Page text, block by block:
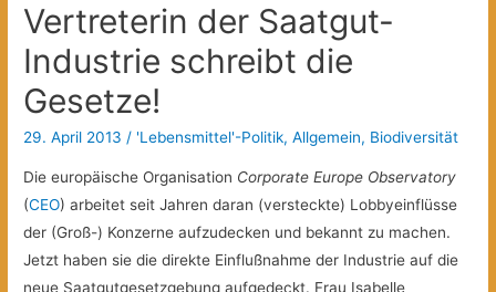
Vertreterin der Saatgut-
Industrie schreibt die
Gesetze!
29. April 2013 / 'Lebensmittel'-Politik,Allgemein, Biodiversität
Die europäische Organisation Corporate Europe Observatory
(CEO) arbeitet seit Jahren daran (versteckte) Lobbyeinflüsse
der (Groß-) Konzerne aufzudecken und bekannt zu machen.
Jetzt haben sie die direkte Einflußnahme der Industrie auf die
neue Saatgutgesetzgebung aufgedeckt. Frau Isabelle